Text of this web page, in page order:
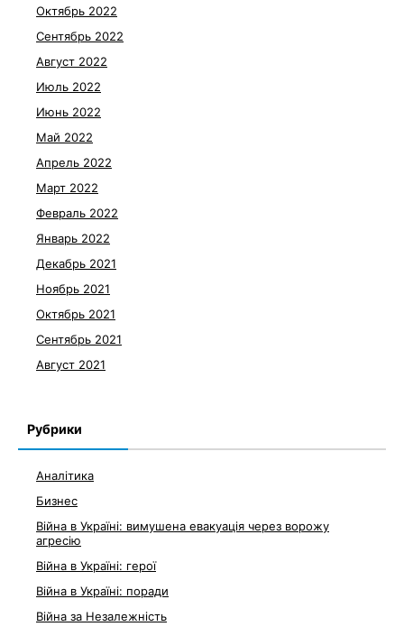
Октябрь 2022
Сентябрь 2022
Август 2022
Июль 2022
Июнь 2022
Май 2022
Апрель 2022
Март 2022
Февраль 2022
Январь 2022
Декабрь 2021
Ноябрь 2021
Октябрь 2021
Сентябрь 2021
Август 2021
Рубрики
Аналітика
Бизнес
Війна в Україні: вимушена евакуація через ворожу
агресію
Війна в Україні: герої
Війна в Україні: поради
Війна за Незалежність